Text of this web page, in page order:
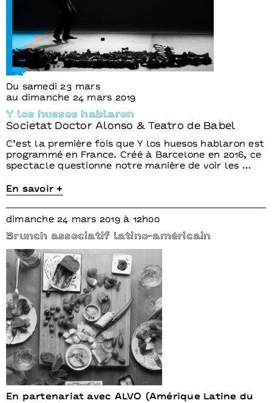
Du samedi 23 mars
au dimanche 24 mars 2019
Y los huesos hablaron
Societat Doctor Alonso & Teatro de Babel
C’est la première fois que Y los huesos hablaron est
programmé en France. Créé à Barcelone en 2016, ce
spectacle questionne notre manière de voir les …
En savoir +
dimanche 24 mars 2019 à 12h00
Brunch associatif latino-américain
En partenariat avec ALVO (Amérique Latine du